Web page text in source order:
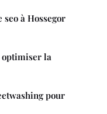
seo à Hossegor
optimiser la
pour